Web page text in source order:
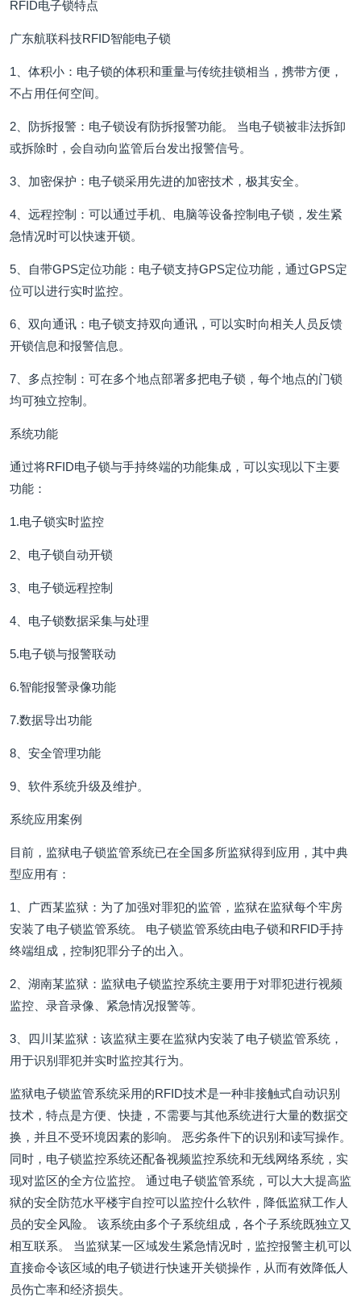
RFID电子锁特点
广东航联科技RFID智能电子锁
1、体积小：电子锁的体积和重量与传统挂锁相当，携带方便，
不占用任何空间。
2、防拆报警：电子锁设有防拆报警功能。 当电子锁被非法拆卸
或拆除时，会自动向监管后台发出报警信号。
3、加密保护：电子锁采用先进的加密技术，极其安全。
4、远程控制：可以通过手机、电脑等设备控制电子锁，发生紧
急情况时可以快速开锁。
5、自带GPS定位功能：电子锁支持GPS定位功能，通过GPS定
位可以进行实时监控。
6、双向通讯：电子锁支持双向通讯，可以实时向相关人员反馈
开锁信息和报警信息。
7、多点控制：可在多个地点部署多把电子锁，每个地点的门锁
均可独立控制。
系统功能
通过将RFID电子锁与手持终端的功能集成，可以实现以下主要
功能：
1.电子锁实时监控
2、电子锁自动开锁
3、电子锁远程控制
4、电子锁数据采集与处理
5.电子锁与报警联动
6.智能报警录像功能
7.数据导出功能
8、安全管理功能
9、软件系统升级及维护。
系统应用案例
目前，监狱电子锁监管系统已在全国多所监狱得到应用，其中典
型应用有：
1、广西某监狱：为了加强对罪犯的监管，监狱在监狱每个牢房
安装了电子锁监管系统。 电子锁监管系统由电子锁和RFID手持
终端组成，控制犯罪分子的出入。
2、湖南某监狱：监狱电子锁监控系统主要用于对罪犯进行视频
监控、录音录像、紧急情况报警等。
3、四川某监狱：该监狱主要在监狱内安装了电子锁监管系统，
用于识别罪犯并实时监控其行为。
监狱电子锁监管系统采用的RFID技术是一种非接触式自动识别
技术，特点是方便、快捷，不需要与其他系统进行大量的数据交
换，并且不受环境因素的影响。 恶劣条件下的识别和读写操作。
同时，电子锁监控系统还配备视频监控系统和无线网络系统，实
现对监区的全方位监控。 通过电子锁监管系统，可以大大提高监
狱的安全防范水平楼宇自控可以监控什么软件，降低监狱工作人
员的安全风险。 该系统由多个子系统组成，各个子系统既独立又
相互联系。 当监狱某一区域发生紧急情况时，监控报警主机可以
直接命令该区域的电子锁进行快速开关锁操作，从而有效降低人
员伤亡率和经济损失。